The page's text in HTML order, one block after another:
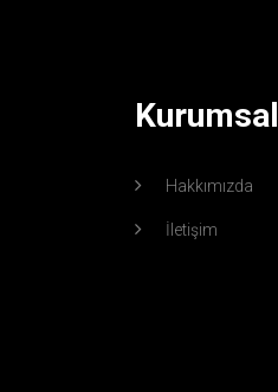
Kurumsal
Hakkımızda
İletişim